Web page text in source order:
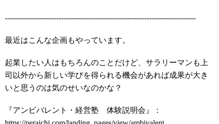
------------------------------------------------------------------------------
最近はこんな企画もやっています。
起業したい人はもちろんのことだけど、サラリーマンも上
司以外から新しい学びを得られる機会があれば成果が大き
いと思うのは気のせいなのかな？
『アンビバレント・経営塾 体験説明会』：